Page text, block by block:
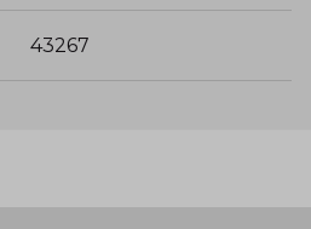
43267